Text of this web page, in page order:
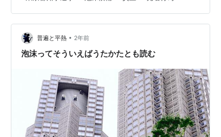
ウンザリである。 これまで政治に関心のなかった若い人
に，SNSでの直接の言葉が突き刺さり，その無党派層の
票が集まったことでほとんどすべての人が予想だにしな
かった結果となった。 東京都知事は1人なので，もはや2
位以下の話題は不要なのに，話題が大きかっただけにそ
普遍と平熱 • 2年前
泡沫ってそういえばうたかたとも読む